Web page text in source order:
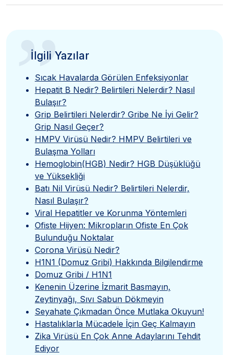
”
İlgili Yazılar
Sıcak Havalarda Görülen Enfeksiyonlar
Hepatit B Nedir? Belirtileri Nelerdir? Nasıl
Bulaşır?
Grip Belirtileri Nelerdir? Gribe Ne İyi Gelir?
Grip Nasıl Geçer?
HMPV Virüsü Nedir? HMPV Belirtileri ve
Bulaşma Yolları
Hemoglobin(HGB) Nedir? HGB Düşüklüğü
ve Yüksekliği
Batı Nil Virüsü Nedir? Belirtileri Nelerdir,
Nasıl Bulaşır?
Viral Hepatitler ve Korunma Yöntemleri
Ofiste Hijyen: Mikropların Ofiste En Çok
Bulunduğu Noktalar
Corona Virüsü Nedir?
H1N1 (Domuz Gribi) Hakkında Bilgilendirme
Domuz Gribi / H1N1
Kenenin Üzerine İzmarit Basmayın,
Zeytinyağı, Sıvı Sabun Dökmeyin
Seyahate Çıkmadan Önce Mutlaka Okuyun!
Hastalıklarla Mücadele İçin Geç Kalmayın
Zika Virüsü En Çok Anne Adaylarını Tehdit
Ediyor